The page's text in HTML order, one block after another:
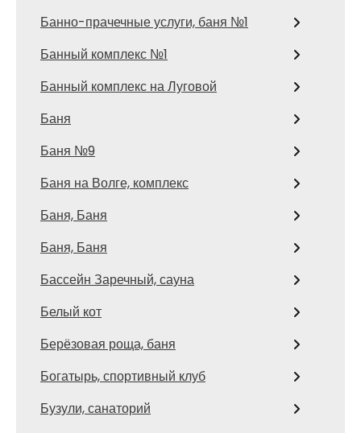
Банно-прачечные услуги, баня №1
Банный комплекс №1
Банный комплекс на Луговой
Баня
Баня №9
Баня на Волге, комплекс
Баня, Баня
Баня, Баня
Бассейн Заречный, сауна
Белый кот
Берёзовая роща, баня
Богатырь, спортивный клуб
Бузули, санаторий